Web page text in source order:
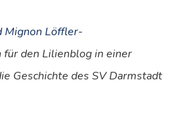
Mignon Löffler-
den Lilienblog in einer
Geschichte des SV Darmstadt